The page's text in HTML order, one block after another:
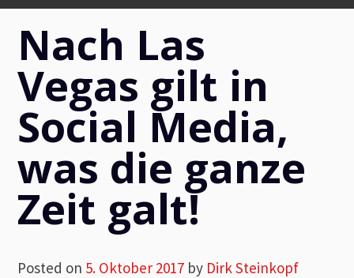
Nach Las
Vegas gilt in
Social Media,
was die ganze
Zeit galt!
Posted on 5. Oktober 2017 by Dirk Steinkopf